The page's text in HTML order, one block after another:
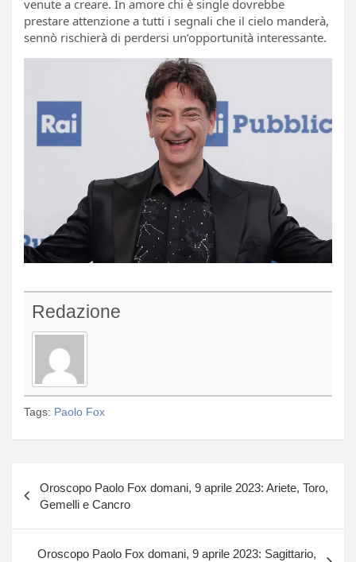
venute a creare. In amore chi è single dovrebbe
prestare attenzione a tutti i segnali che il cielo manderà,
sennò rischierà di perdersi un’opportunità interessante.
Redazione
Tags: Paolo Fox
articoli
Oroscopo Paolo Fox domani, 9 aprile 2023: Ariete, Toro,
Gemelli e Cancro
Oroscopo Paolo Fox domani, 9 aprile 2023: Sagittario,